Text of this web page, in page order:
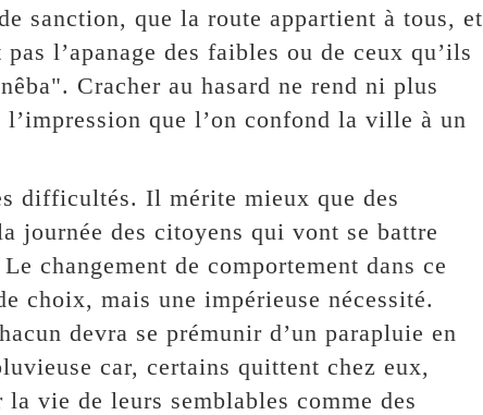
sanction, que la route appartient à tous, et
l’apanage des faibles ou de ceux qu’ils
Cracher au hasard ne rend ni plus
que l’on confond la ville à un
difficultés. Il mérite mieux que des
journée des citoyens qui vont se battre
changement de comportement dans ce
choix, mais une impérieuse nécessité.
devra se prémunir d’un parapluie en
car, certains quittent chez eux,
vie de leurs semblables comme des